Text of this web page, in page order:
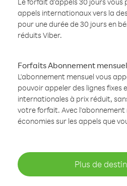
appels internationaux vers la
pour une durée de 30 jours en
réduits Viber.
Forfaits Abonnement mensuel
L'abonnement mensuel vous
pouvoir appeler des lignes fixes
internationales à prix réduit,
votre forfait. Avec l'abonnement
économies sur les appels que
Plus de